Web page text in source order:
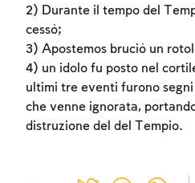
2) Durante il tempo del
cessò;
3) Apostemos bruciò un
4) un idolo fu posto nel
ultimi tre eventi furono
che venne ignorata,
distruzione del del Tempio.